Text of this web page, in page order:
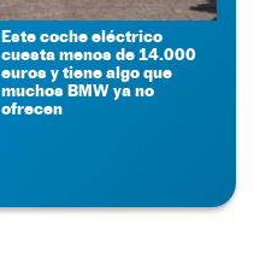
Este coche eléctrico
cuesta menos de 14.000
euros y tiene algo que
muchos BMW ya no
ofrecen